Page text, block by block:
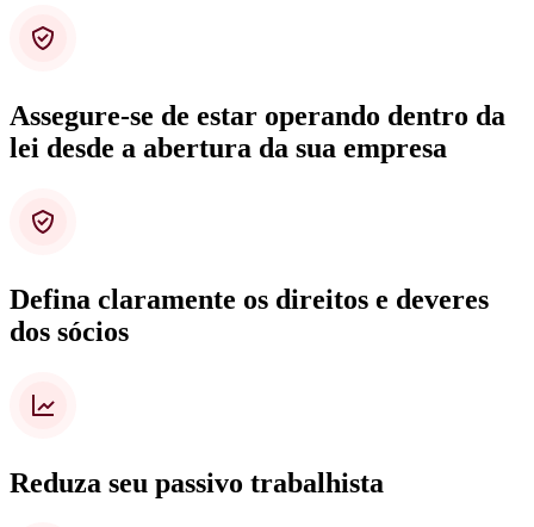
Assegure-se de estar operando dentro da
lei desde a abertura da sua empresa
Defina claramente os direitos e deveres
dos sócios
Reduza seu passivo trabalhista